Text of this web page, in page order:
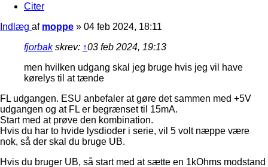
Citer
Indlæg af moppe » 04 feb 2024, 18:11
fjorbakskrev: ↑03 feb 2024, 19:13
men hvilken udgang skal jeg bruge hvis jeg vil have
kørelys til at tænde
FL udgangen. ESU anbefaler at gøre det sammen med +5V
udgangen og at FL er begrænset til 15mA.
Start med at prøve den kombination.
Hvis du har to hvide lysdioder i serie, vil 5 volt næppe være
nok, så der skal du bruge UB.
Hvis du bruger UB, så start med at sætte en 1kOhms modstand